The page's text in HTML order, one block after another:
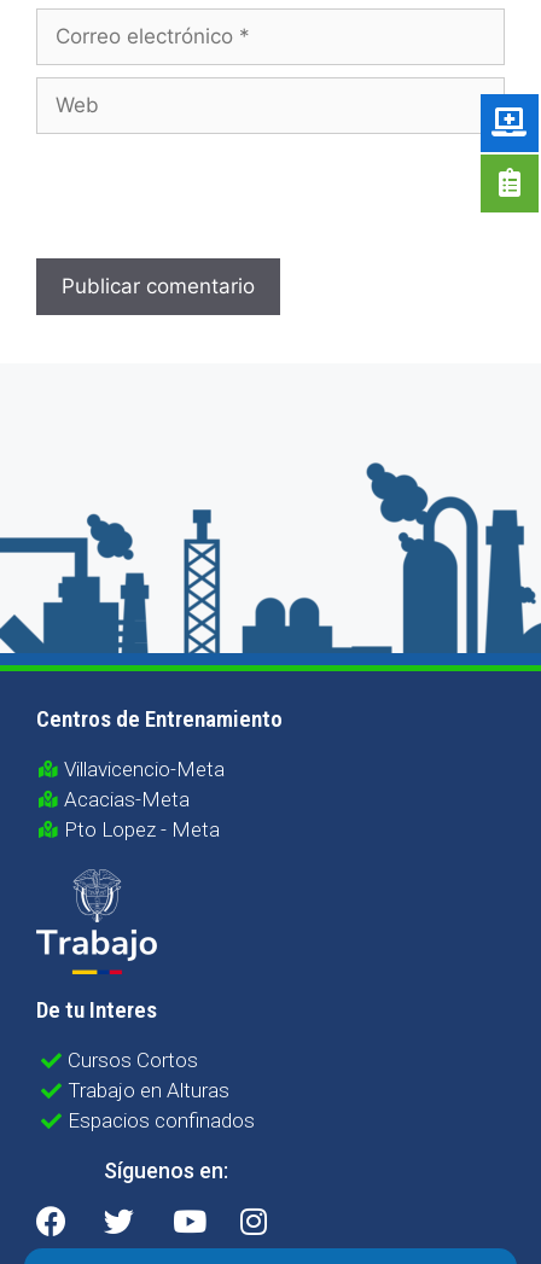
Centros de Entrenamiento
Villavicencio-Meta
Acacias-Meta
Pto Lopez - Meta
De tu Interes
Cursos Cortos
Trabajo en Alturas
Espacios confinados
Síguenos en: